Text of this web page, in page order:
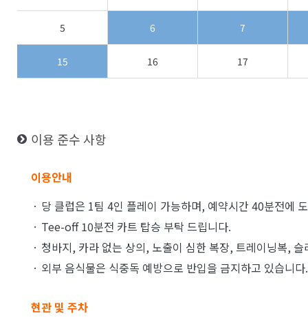
5 6 7
15 16 17
이용 준수 사항
이용안내
· 당 클럽은 1팀 4인 플레이 가능하며, 예약시간 40분전에
· Tee-off 10분전 카트 탑승 부탁 드립니다.
· 청바지, 카라 없는 상의, 노출이 심한 복장, 트레이닝복,
· 외부 음식물은 식중독 예방으로 반입을 금지하고 있습니다.
현관 및 주차